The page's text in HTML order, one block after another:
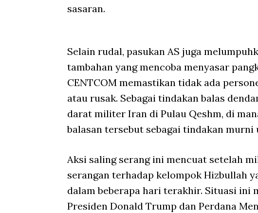
sasaran.
Selain rudal, pasukan AS juga
tambahan yang mencoba menyasar
CENTCOM memastikan tidak ada
atau rusak. Sebagai tindakan balas
darat militer Iran di Pulau Qeshm, di
balasan tersebut sebagai tindakan
Aksi saling serang ini mencuat setelah
serangan terhadap kelompok Hizbullah
dalam beberapa hari terakhir. Situasi ini
Presiden Donald Trump dan Perdana